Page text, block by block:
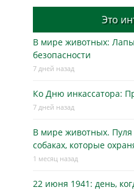
Это
В мире животных:
безопасности
7 дней назад
Ко Дню инкассатора:
7 дней назад
В мире животных. Пуля
собаках, которые
1 месяц назад
22 июня 1941: день,